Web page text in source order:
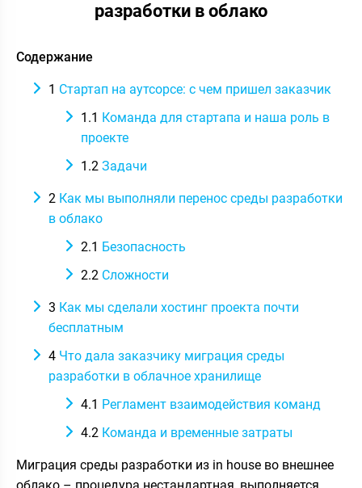
разработки в облако
Содержание
1 Стартап на аутсорсе: с чем пришел заказчик
1.1 Команда для стартапа и наша роль в
проекте
1.2 Задачи
2 Как мы выполняли перенос среды разработки
в облако
2.1 Безопасность
2.2 Сложности
3 Как мы сделали хостинг проекта почти
бесплатным
4 Что дала заказчику миграция среды
разработки в облачное хранилище
4.1 Регламент взаимодействия команд
4.2 Команда и временные затраты
Миграция среды разработки из in house во внешнее